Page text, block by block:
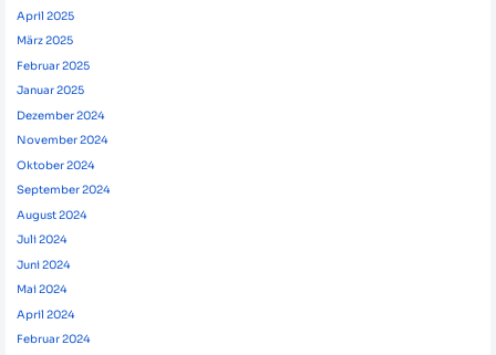
April 2025
März 2025
Februar 2025
Januar 2025
Dezember 2024
November 2024
Oktober 2024
September 2024
August 2024
Juli 2024
Juni 2024
Mai 2024
April 2024
Februar 2024